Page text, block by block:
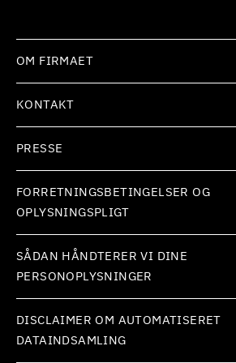
OM FIRMAET
KONTAKT
PRESSE
FORRETNINGSBETINGELSER OG
OPLYSNINGSPLIGT
SÅDAN HÅNDTERER VI DINE
PERSONOPLYSNINGER
DISCLAIMER OM AUTOMATISERET
DATAINDSAMLING